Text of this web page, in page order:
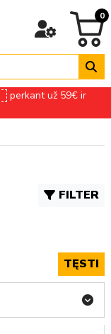
0
perkant už 59€ ir
FILTER
TĘSTI